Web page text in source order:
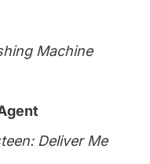
Machine
Deliver Me